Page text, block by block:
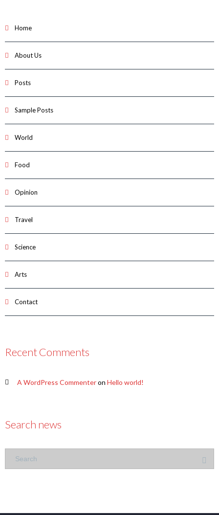
Home
About Us
Posts
Sample Posts
World
Food
Opinion
Travel
Science
Arts
Contact
Recent Comments
A WordPress Commenteron Hello world!
Search news